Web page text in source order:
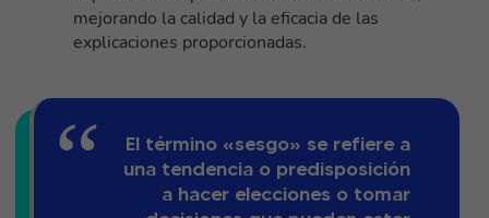
mejorando la calidad y la eficacia de las
explicaciones proporcionadas.
El término «sesgo» se refiere a
una tendencia o predisposición
a hacer elecciones o tomar